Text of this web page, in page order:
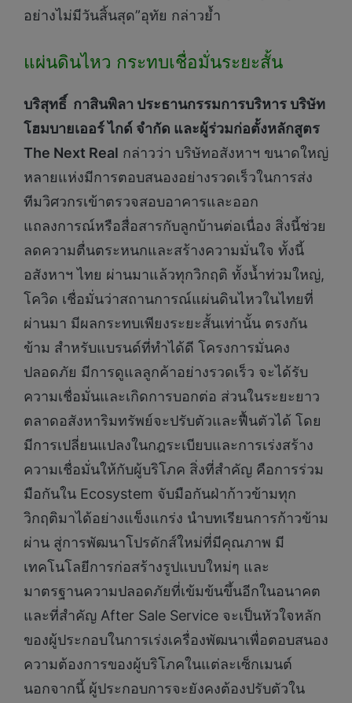
อย่างไม่มีวันสิ้นสุด”อุทัย กล่าวย้ำ
แผ่นดินไหว กระทบเชื่อมั่นระยะสั้น
บริสุทธิ์ กาสินพิลา ประธานกรรมการบริหาร บริษัท
โฮมบายเออร์ ไกด์ จำกัด และผู้ร่วมก่อตั้งหลักสูตร
The Next Real กล่าวว่า บริษัทอสังหาฯ ขนาดใหญ่
หลายแห่งมีการตอบสนองอย่างรวดเร็วในการส่ง
ทีมวิศวกรเข้าตรวจสอบอาคารและออก
แถลงการณ์หรือสื่อสารกับลูกบ้านต่อเนื่อง สิ่งนี้ช่วย
ลดความตื่นตระหนกและสร้างความมั่นใจ ทั้งนี้
อสังหาฯ ไทย ผ่านมาแล้วทุกวิกฤติ ทั้งน้ำท่วมใหญ่,
โควิด เชื่อมั่นว่าสถานการณ์แผ่นดินไหวในไทยที่
ผ่านมา มีผลกระทบเพียงระยะสั้นเท่านั้น ตรงกัน
ข้าม สำหรับแบรนด์ที่ทำได้ดี โครงการมั่นคง
ปลอดภัย มีการดูแลลูกค้าอย่างรวดเร็ว จะได้รับ
ความเชื่อมั่นและเกิดการบอกต่อ ส่วนในระยะยาว
ตลาดอสังหาริมทรัพย์จะปรับตัวและฟื้นตัวได้ โดย
มีการเปลี่ยนแปลงในกฎระเบียบและการเร่งสร้าง
ความเชื่อมั่นให้กับผู้บริโภค สิ่งที่สำคัญ คือการร่วม
มือกันใน Ecosystem จับมือกันฝ่าก้าวข้ามทุก
วิกฤติมาได้อย่างแข็งแกร่ง นำบทเรียนการก้าวข้าม
ผ่าน สู่การพัฒนาโปรดักส์ใหม่ที่มีคุณภาพ มี
เทคโนโลยีการก่อสร้างรูปแบบใหม่ๆ และ
มาตรฐานความปลอดภัยที่เข้มข้นขึ้นอีกในอนาคต
และที่สำคัญ After Sale Service จะเป็นหัวใจหลัก
ของผู้ประกอบในการเร่งเครื่องพัฒนาเพื่อตอบสนอง
ความต้องการของผู้บริโภคในแต่ละเซ็กเมนต์
นอกจากนี้ ผู้ประกอบการจะยังคงต้องปรับตัวใน